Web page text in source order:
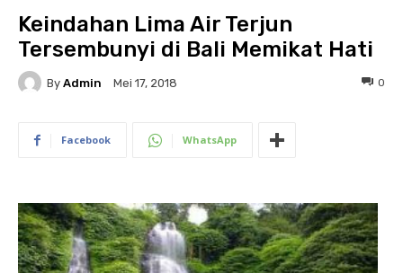
Keindahan Lima Air Terjun
Tersembunyi di Bali Memikat Hati
By Admin Mei 17, 2018 0
Facebook WhatsApp